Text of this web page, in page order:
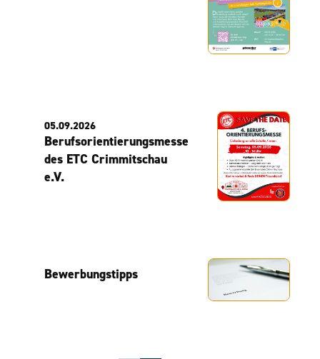
05.09.2026
Berufsorientierungsmesse
des ETC Crimmitschau
e.V.
Bewerbungstipps